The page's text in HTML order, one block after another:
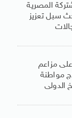
المصرية
سبل تعزيز
على مزاعم
مواطنة
الدولى